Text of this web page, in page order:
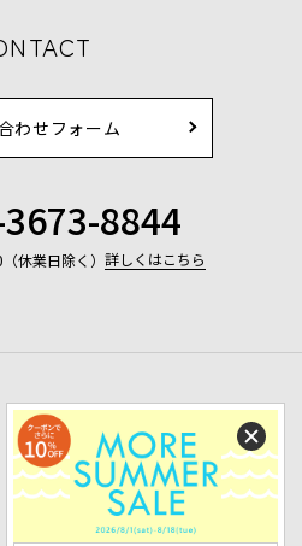
わせフォーム
8844
休業日除く） 詳しくはこちら